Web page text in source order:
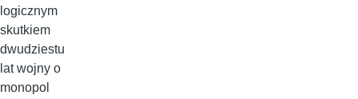
logicznym
skutkiem
dwudziestu
lat wojny o
monopol